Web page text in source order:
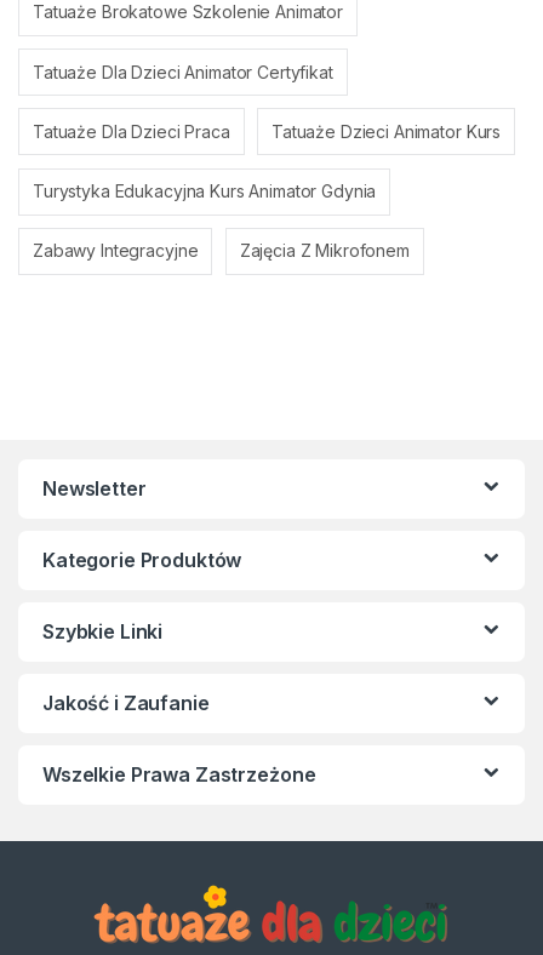
Tatuaże Brokatowe Szkolenie Animator
Tatuaże Dla Dzieci Animator Certyfikat
Tatuaże Dla Dzieci Praca Tatuaże Dzieci Animator Kurs
Turystyka Edukacyjna Kurs Animator Gdynia
Zabawy Integracyjne Zajęcia Z Mikrofonem
Newsletter
Kategorie Produktów
Szybkie Linki
Jakość i Zaufanie
Wszelkie Prawa Zastrzeżone